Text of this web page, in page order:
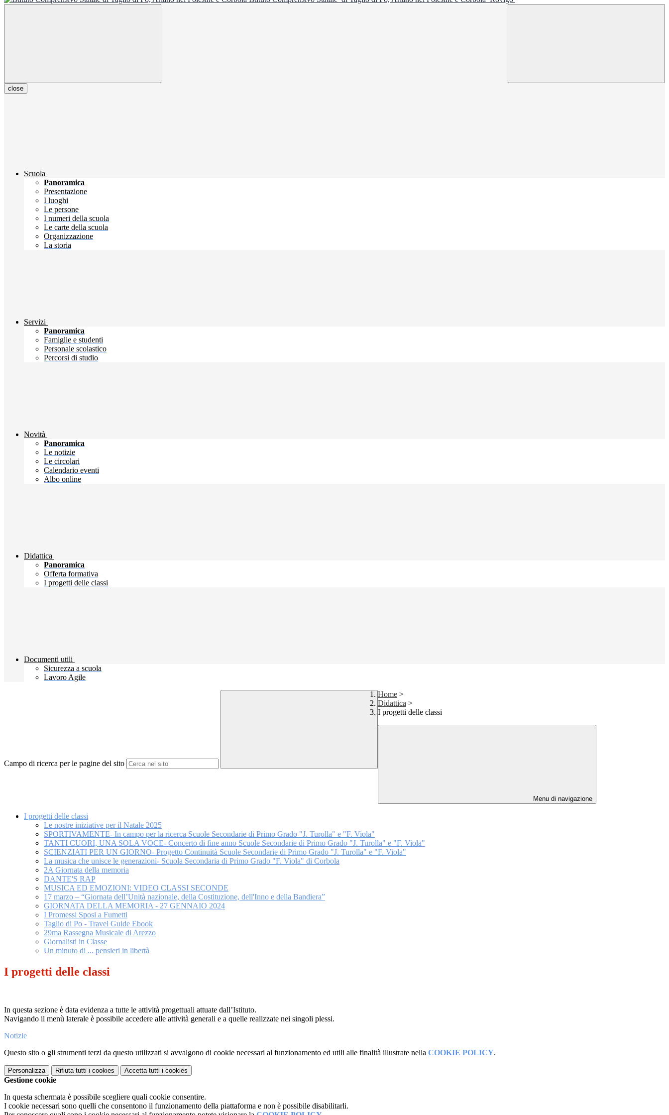
close
Scuola
Panoramica
Presentazione
I luoghi
Le persone
I numeri della scuola
Le carte della scuola
Organizzazione
La storia
Servizi
Panoramica
Famiglie e studenti
Personale scolastico
Percorsi di studio
Novità
Panoramica
Le notizie
Le circolari
Calendario eventi
Albo online
Didattica
Panoramica
Offerta formativa
I progetti delle classi
Documenti utili
Sicurezza a scuola
Lavoro Agile
Campo di ricerca per le pagine del sito
Home >
Didattica >
I progetti delle classi
Menu di navigazione
I progetti delle classi
Le nostre iniziative per il Natale 2025
SPORTIVAMENTE- In campo per la ricerca Scuole Secondarie di Primo Grado "J. Turolla" e "F. Viola"
TANTI CUORI, UNA SOLA VOCE- Concerto di fine anno Scuole Secondarie di Primo Grado "J. Turolla" e "F. Viola"
SCIENZIATI PER UN GIORNO- Progetto Continuità Scuole Secondarie di Primo Grado "J. Turolla" e "F. Viola"
La musica che unisce le generazioni- Scuola Secondaria di Primo Grado "F. Viola" di Corbola
2A Giornata della memoria
DANTE'S RAP
MUSICA ED EMOZIONI: VIDEO CLASSI SECONDE
17 marzo – “Giornata dell’Unità nazionale, della Costituzione, dell'Inno e della Bandiera”
GIORNATA DELLA MEMORIA - 27 GENNAIO 2024
I Promessi Sposi a Fumetti
Taglio di Po - Travel Guide Ebook
29ma Rassegna Musicale di Arezzo
Giornalisti in Classe
Un minuto di ... pensieri in libertà
I progetti delle classi
In questa sezione è data evidenza a tutte le attività progettuali attuate dall’Istituto.
Navigando il menù laterale è possibile accedere alle attività generali e a quelle realizzate nei singoli plessi.
Notizie
Questo sito o gli strumenti terzi da questo utilizzati si avvalgono di cookie necessari al funzionamento ed utili alle finalità illustrate nella COOKIE POLICY.
Personalizza Rifiuta tutti i cookies Accetta tutti i cookies
Gestione cookie
In questa schermata è possibile scegliere quali cookie consentire.
I cookie necessari sono quelli che consentono il funzionamento della piattaforma e non è possibile disabilitarli.